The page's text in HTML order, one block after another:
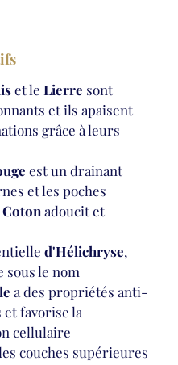
et leLierre sont
et ils apaisent
grâce à leurs
est un drainant
et les poches
Cotonadoucit et
d'Hélichryse,
sous le nom
a des propriétés anti-
et favorise la
cellulaire
couches supérieures